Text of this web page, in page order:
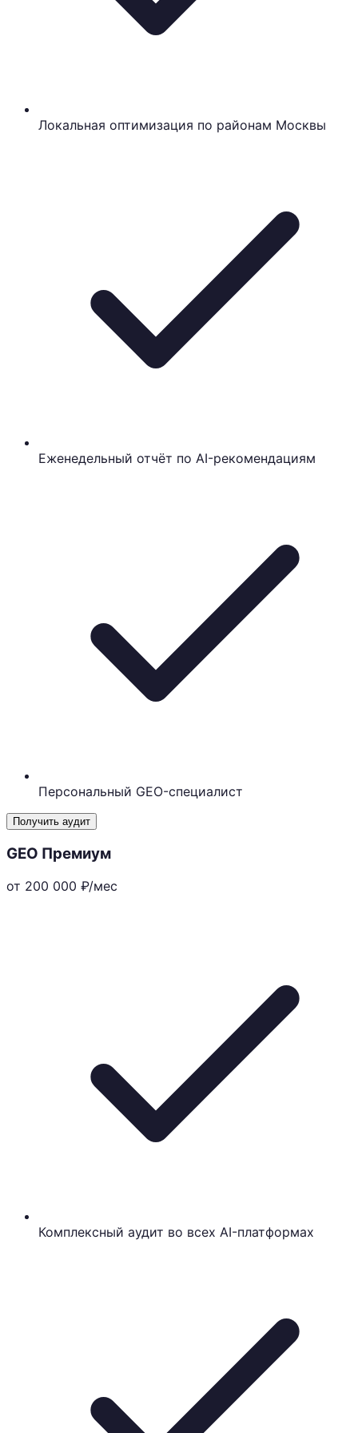
Локальная оптимизация по районам Москвы
Еженедельный отчёт по AI-рекомендациям
Персональный GEO-специалист
Получить аудит
GEO Премиум
от 200 000 ₽/мес
Комплексный аудит во всех AI-платформах